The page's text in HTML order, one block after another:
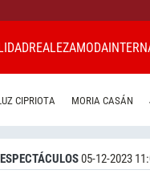
REALEZAMODA
CIPRIOTA MORIA CASÁN
ESPECTÁCULOS05-12-2023